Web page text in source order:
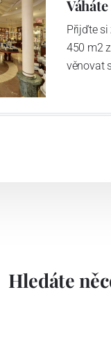
Přijďte si
450 m2
věnovat
Hledáte